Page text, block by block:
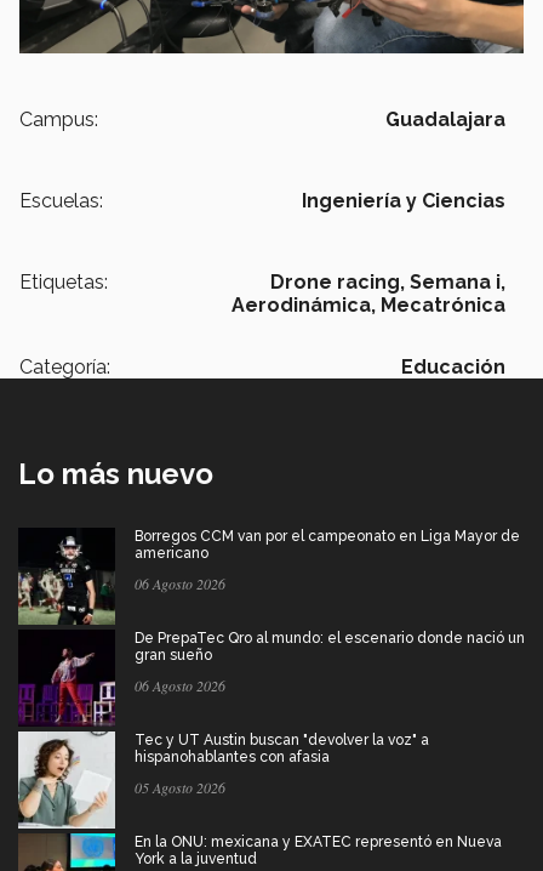
Campus: Guadalajara
Escuelas: Ingeniería y Ciencias
Etiquetas: Drone racing, Semana i,
Aerodinámica, Mecatrónica
Categoría: Educación
Lo más nuevo
Borregos CCM van por el campeonato en Liga Mayor de
americano
06 Agosto 2026
De PrepaTec Qro al mundo: el escenario donde nació un
gran sueño
06 Agosto 2026
Tec y UT Austin buscan "devolver la voz" a
hispanohablantes con afasia
05 Agosto 2026
En la ONU: mexicana y EXATEC representó en Nueva
York a la juventud